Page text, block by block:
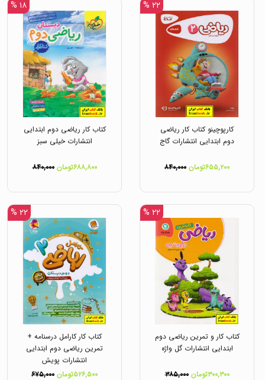
۲۲ %
کارپوچینو کتاب کار ریاضی
دوم ابتدایی انتشارات گاج
۶۵۵,۲۰۰تومان ۸۴۰,۰۰۰
۱۸ %
کتاب کار ریاضی دوم ابتدایی
انتشارات خیلی سبز
۶۸۸,۸۰۰تومان ۸۴۰,۰۰۰
۲۲ %
کتاب کار و تمرین ریاضی دوم
ابتدایی انتشارات گل واژه
۳۰۰,۳۰۰تومان ۳۸۵,۰۰۰
۲۲ %
کتاب کار کارامل درسنامه +
تمرین ریاضی دوم ابتدایی
انتشارات پویش
۵۲۶,۵۰۰تومان
۶۷۵,۰۰۰